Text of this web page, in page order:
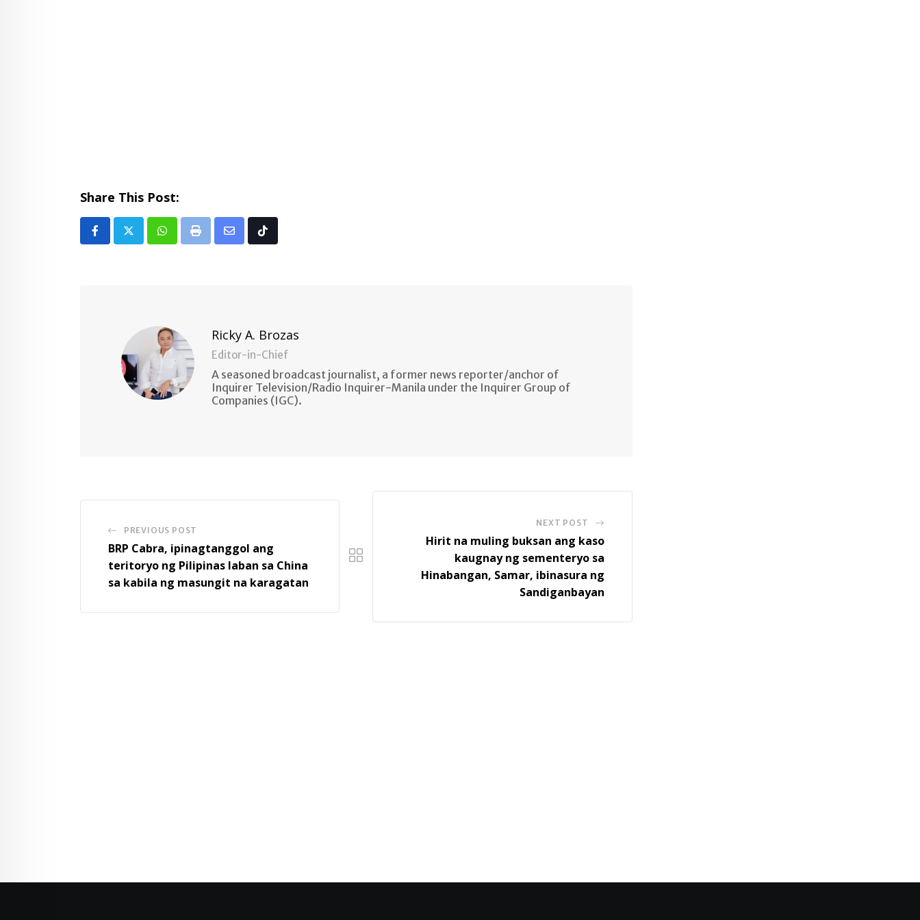
Share This Post:
Whatsapp
Print
Share Tiktok
Ricky A. Brozas
Editor-in-Chief
A seasoned broadcast journalist, a former news reporter/anchor of
Inquirer Television/Radio Inquirer-Manila under the Inquirer Group of
Companies (IGC).
PREVIOUS POST
BRP Cabra, ipinagtanggol ang
teritoryo ng Pilipinas laban sa China
sa kabila ng masungit na karagatan
NEXT POST
Hirit na muling buksan ang kaso
kaugnay ng sementeryo sa
Hinabangan, Samar, ibinasura ng
Sandiganbayan